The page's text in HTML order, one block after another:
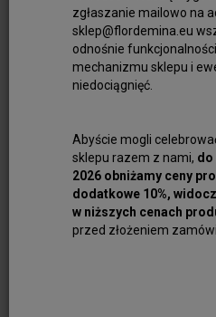
zgłaszanie mailowo na
sklep@flordemina.eu
odnośnie
mechanizmu sklepu i
niedociągnięć.
Abyście mogli
sklepu razem z nami, do
2026 obniżamy ceny
dodatkowe 10%,
w niższych cenach
przed złożeniem
jego wartość.
częściach
Pakistanie, na
To, co wyróżnia
czystość oraz
intensywności
rozmiarach.
szlachetny,
charakteryzuje